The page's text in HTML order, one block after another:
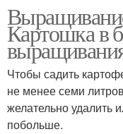
Картошка в
Чтобы садить
не менее семи
желательно удалить
побольше.